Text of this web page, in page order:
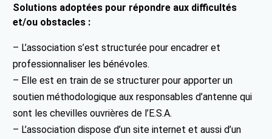
Solutions adoptées pour répondre aux difficultés
et/ou obstacles :
– L’association s’est structurée pour encadrer et
professionnaliser les bénévoles.
– Elle est en train de se structurer pour apporter un
soutien méthodologique aux responsables d’antenne qui
sont les chevilles ouvrières de l’E.S.A.
– L’association dispose d’un site internet et aussi d’un